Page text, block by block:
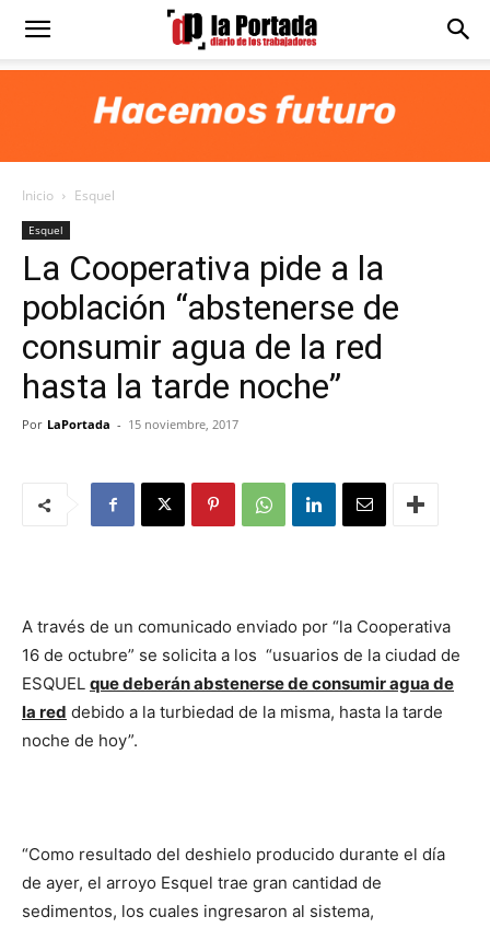
Diario
Portada
Inicio Esquel
Esquel
La Cooperativa pide a la
población “abstenerse de
consumir agua de la red
hasta la tarde noche”
Por LaPortada - 15 noviembre, 2017
A través de un comunicado enviado por “la Cooperativa
16 de octubre” se solicita a los “usuarios de la ciudad de
ESQUEL que deberán abstenerse de consumir agua de
la red debido a la turbiedad de la misma, hasta la tarde
noche de hoy”.
“Como resultado del deshielo producido durante el día
de ayer, el arroyo Esquel trae gran cantidad de
sedimentos, los cuales ingresaron al sistema,